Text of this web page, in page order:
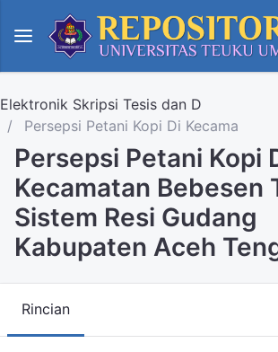
Elektronik Skripsi Tesis dan D
Persepsi Petani Kopi Di Kecama
Persepsi Petani Kopi
Kecamatan Bebesen
Sistem Resi Gudang
Kabupaten Aceh
Rincian